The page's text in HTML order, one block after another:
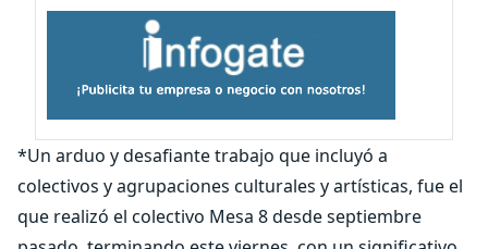
*Un arduo y desafiante trabajo que incluyó a
colectivos y agrupaciones culturales y artísticas, fue el
que realizó el colectivo Mesa 8 desde septiembre